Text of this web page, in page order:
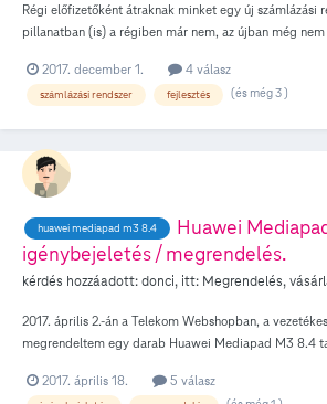
Régi előfizetőként átraknak minket egy új számlázási
pillanatban (is) a régiben már nem, az újban még
Valakinek van bármilyen tapasztalat a mostani új
kapcsolatban, hogy mennyi ideig tartott, mire
2017. december 1. 4 válasz
számlázási rendszer fejlesztés (és még 3 )
huawei mediapad m3 8.4
Huawei
igénybejeletés / megrendelés.
kérdés hozzáadott:donci, itt: Megrendelés,
2017. április 2.-án a Telekom Webshopban, a
megrendeltem egy darab Huawei Mediapad M3 8.4
készleten van a termék, és hogy el fogadták a részlet
2017. április 18. 5 válasz